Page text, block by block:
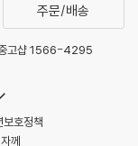
주문/배송
고샵 1566-4295
보호정책
께